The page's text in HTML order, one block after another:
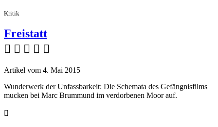
Kritik
Freistatt
    
Artikel vom 4. Mai 2015
Wunderwerk der Unfassbarkeit: Die Schemata des Gefängnisfilms
mucken bei Marc Brummund im verdorbenen Moor auf.
